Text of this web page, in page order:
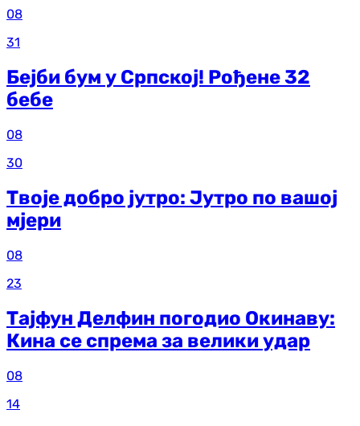
08
31
Бејби бум у Српској! Рођене 32
бебе
08
30
Твоје добро јутро: Јутро по вашој
мјери
08
23
Тајфун Делфин погодио Окинаву:
Кина се спрема за велики удар
08
14